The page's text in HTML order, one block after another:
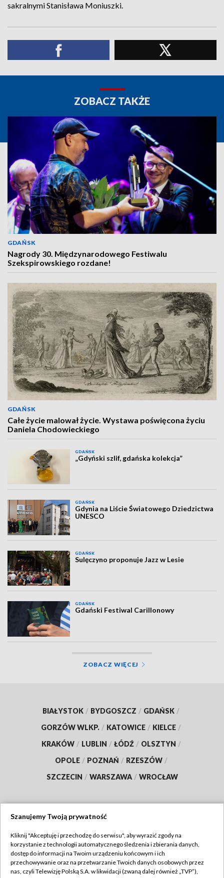
sakralnymi Stanisława Moniuszki.
ZOBACZ TAKŻE
GDAŃSK
Nagrody 30. Międzynarodowego Festiwalu
Szekspirowskiego rozdane!
GDAŃSK
Całe życie malował życie. Wystawa poświęcona życiu
Daniela Chodowieckiego
GDAŃSK
„Gdyński szlif, gdańska kolekcja”
GDAŃSK
Gdynia na Liście Światowego Dziedzictwa
UNESCO
GDAŃSK
Sulęczyno proponuje Jazz w Lesie
GDAŃSK
Gdański Festiwal Carillonowy
ZOBACZ WIĘCEJ
BIAŁYSTOK / BYDGOSZCZ / GDAŃSK /
GORZÓW WLKP. / KATOWICE / KIELCE /
KRAKÓW / LUBLIN / ŁÓDŹ / OLSZTYN /
OPOLE / POZNAŃ / RZESZÓW /
SZCZECIN / WARSZAWA / WROCŁAW
TVP
Abonament TVP
Regulamin TVP
Szanujemy Twoją prywatność
Kliknij "Akceptuję i przechodzę do serwisu", aby wyrazić zgody na
korzystanie z technologii automatycznego śledzenia i zbierania danych,
dostęp do informacji na Twoim urządzeniu końcowym i ich
przechowywanie oraz na przetwarzanie Twoich danych osobowych przez
nas, czyli Telewizję Polską S.A. w likwidacji (zwaną dalej również „TVP”),